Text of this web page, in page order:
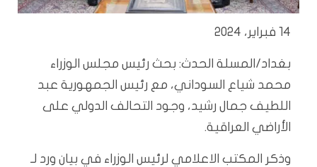
14 فبراير، 2024
بغداد/المسلة الحدث: بحث رئيس مجلس الوزراء
محمد شياع السوداني، مع رئيس الجمهورية عبد
اللطيف جمال رشيد، وجود التحالف الدولي على
الأراضي العراقية.
وذكر المكتب الاعلامي لرئيس الوزراء في بيان ورد لـ